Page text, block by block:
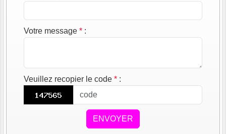
Votre message * :
Veuillez recopier le code * :
ENVOYER